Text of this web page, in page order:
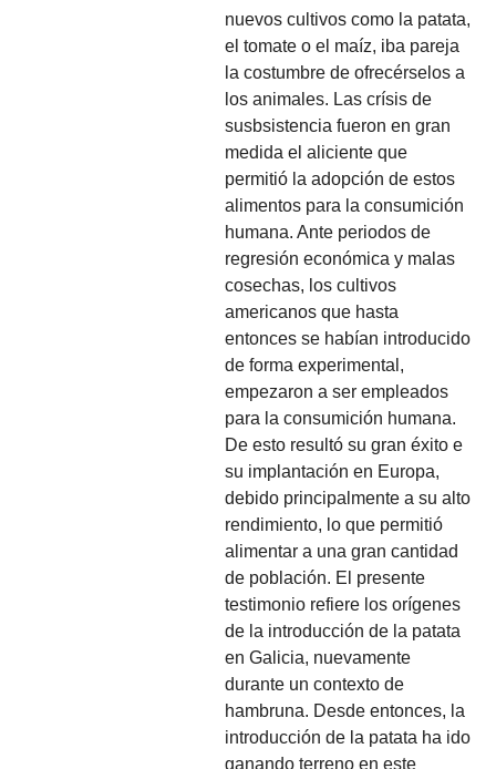
nuevos cultivos como la patata,
el tomate o el maíz, iba pareja
la costumbre de ofrecérselos a
los animales. Las crísis de
susbsistencia fueron en gran
medida el aliciente que
permitió la adopción de estos
alimentos para la consumición
humana. Ante periodos de
regresión económica y malas
cosechas, los cultivos
americanos que hasta
entonces se habían introducido
de forma experimental,
empezaron a ser empleados
para la consumición humana.
De esto resultó su gran éxito e
su implantación en Europa,
debido principalmente a su alto
rendimiento, lo que permitió
alimentar a una gran cantidad
de población. El presente
testimonio refiere los orígenes
de la introducción de la patata
en Galicia, nuevamente
durante un contexto de
hambruna. Desde entonces, la
introducción de la patata ha ido
ganando terreno en este